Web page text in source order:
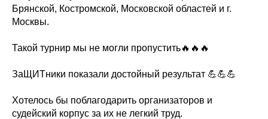
Брянской, Костромской, Московской областей и г.
Москвы.
Такой турнир мы не могли пропустить🔥🔥🔥
ЗаЩИТники показали достойный результат 💪💪💪
Хотелось бы поблагодарить организаторов и
судейский корпус за их не легкий труд.